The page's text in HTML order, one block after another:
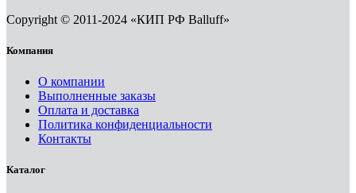
Copyright © 2011-2024 «КИП РФ Balluff»
Компания
О компании
Выполненные заказы
Оплата и доставка
Политика конфиденциальности
Контакты
Каталог